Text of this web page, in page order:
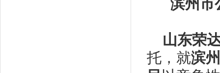
滨州市
山东荣
托，就滨